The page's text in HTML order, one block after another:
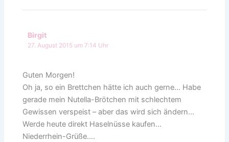
Birgit
27. August 2015 um 7:14 Uhr
Guten Morgen!
Oh ja, so ein Brettchen hätte ich auch gerne… Habe
gerade mein Nutella-Brötchen mit schlechtem
Gewissen verspeist – aber das wird sich ändern…
Werde heute direkt Haselnüsse kaufen…
Niederrhein-Grüße….